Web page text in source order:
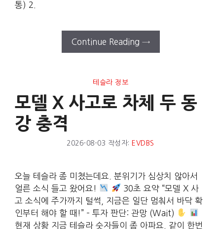
통) 2.
Continue Reading →
테슬라 정보
모델 X 사고로 차체 두 동
강 충격
2026-08-03 작성자: EVDBS
오늘 테슬라 좀 미쳤는데요. 분위기가 심상치 않아서
얼른 소식 들고 왔어요!
30초 요약 “모델 X 사
고 소식에 주가까지 털썩, 지금은 일단 멈춰서 바닥 확
인부터 해야 할 때!” – 투자 판단: 관망 (Wait)
현재 상황 지금 테슬라 숫자들이 좀 아파요. 같이 한번